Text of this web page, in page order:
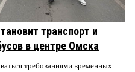
транспорт и
в центре Омска
требованиями временных